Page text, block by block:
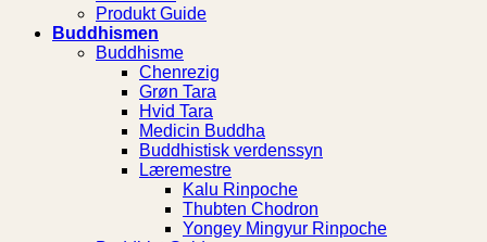
Produkt Guide
Buddhismen
Buddhisme
Chenrezig
Grøn Tara
Hvid Tara
Medicin Buddha
Buddhistisk verdenssyn
Læremestre
Kalu Rinpoche
Thubten Chodron
Yongey Mingyur Rinpoche